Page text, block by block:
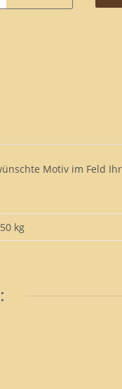
Motiv im Feld
kg